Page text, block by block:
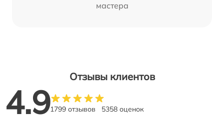
мастера
Отзывы клиентов
4.91799 отзывов 5358 оценок